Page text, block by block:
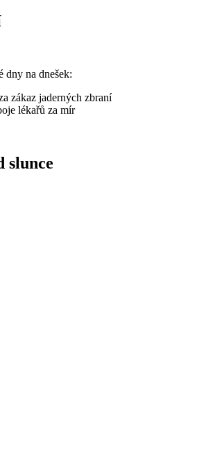
dny na dnešek:
zákaz jaderných zbraní
lékařů za mír
slunce